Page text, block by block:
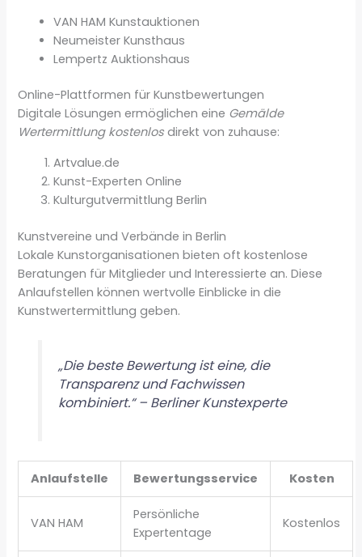
VAN HAM Kunstauktionen
Neumeister Kunsthaus
Lempertz Auktionshaus
Online-Plattformen für Kunstbewertungen
Digitale Lösungen ermöglichen eine Gemälde
Wertermittlung kostenlos direkt von zuhause:
Artvalue.de
Kunst-Experten Online
Kulturgutvermittlung Berlin
Kunstvereine und Verbände in Berlin
Lokale Kunstorganisationen bieten oft kostenlose
Beratungen für Mitglieder und Interessierte an. Diese
Anlaufstellen können wertvolle Einblicke in die
Kunstwertermittlung geben.
„Die beste Bewertung ist eine, die
Transparenz und Fachwissen
kombiniert.“ – Berliner Kunstexperte
Anlaufstelle Bewertungsservice Kosten
VAN HAM
Persönliche
Expertentage
Kostenlos